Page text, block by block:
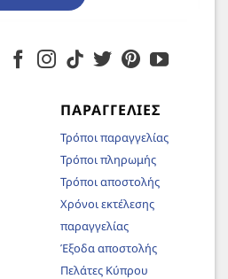
ΠΑΡΑΓΓΕΛΊΕΣ
Τρόποι παραγγελίας
Τρόποι πληρωμής
Τρόποι αποστολής
Χρόνοι εκτέλεσης
παραγγελίας
Έξοδα αποστολής
Πελάτες Κύπρου